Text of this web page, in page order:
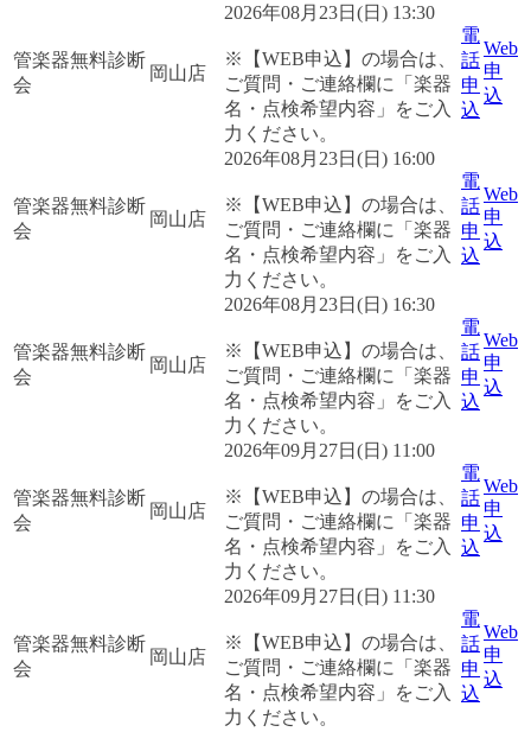
管楽器無料診断
会
岡山店
2026年08月23日(日) 13:30
※【WEB申込】の場合は、
ご質問・ご連絡欄に「楽器
名・点検希望内容」をご入
力ください。
電
話
申
込
Web
申
込
管楽器無料診断
会
岡山店
2026年08月23日(日) 16:00
※【WEB申込】の場合は、
ご質問・ご連絡欄に「楽器
名・点検希望内容」をご入
力ください。
電
話
申
込
Web
申
込
管楽器無料診断
会
岡山店
2026年08月23日(日) 16:30
※【WEB申込】の場合は、
ご質問・ご連絡欄に「楽器
名・点検希望内容」をご入
力ください。
電
話
申
込
Web
申
込
管楽器無料診断
会
岡山店
2026年09月27日(日) 11:00
※【WEB申込】の場合は、
ご質問・ご連絡欄に「楽器
名・点検希望内容」をご入
力ください。
電
話
申
込
Web
申
込
管楽器無料診断
会
岡山店
2026年09月27日(日) 11:30
※【WEB申込】の場合は、
ご質問・ご連絡欄に「楽器
名・点検希望内容」をご入
力ください。
電
話
申
込
Web
申
込